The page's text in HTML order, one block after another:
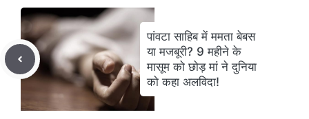
पांवटा साहिब में ममता बेबस
या मजबूरी? 9 महीने के
मासूम को छोड़ मां ने दुनिया
को कहा अलविदा!